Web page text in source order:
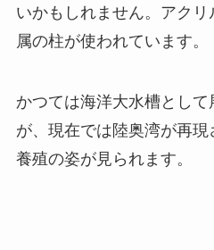
いかもしれません。アク
属の柱が使われています。
かつては海洋大水槽とし
が、現在では陸奥湾が再
養殖の姿が見られます。